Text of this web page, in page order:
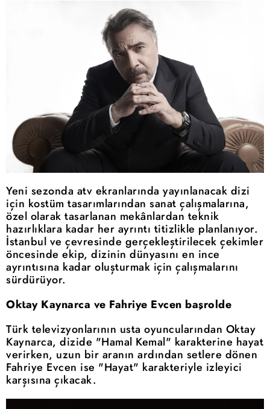
Yeni sezonda atv ekranlarında yayınlanacak dizi
için kostüm tasarımlarından sanat çalışmalarına,
özel olarak tasarlanan mekânlardan teknik
hazırlıklara kadar her ayrıntı titizlikle planlanıyor.
İstanbul ve çevresinde gerçekleştirilecek çekimler
öncesinde ekip, dizinin dünyasını en ince
ayrıntısına kadar oluşturmak için çalışmalarını
sürdürüyor.
Oktay Kaynarca ve Fahriye Evcen başrolde
Türk televizyonlarının usta oyuncularından Oktay
Kaynarca, dizide "Hamal Kemal" karakterine hayat
verirken, uzun bir aranın ardından setlere dönen
Fahriye Evcen ise "Hayat" karakteriyle izleyici
karşısına çıkacak.